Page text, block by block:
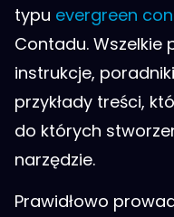
typu evergreen
Contadu. Wszelkie
instrukcje,
przykłady treści,
do których
narzędzie.
Prawidłowo